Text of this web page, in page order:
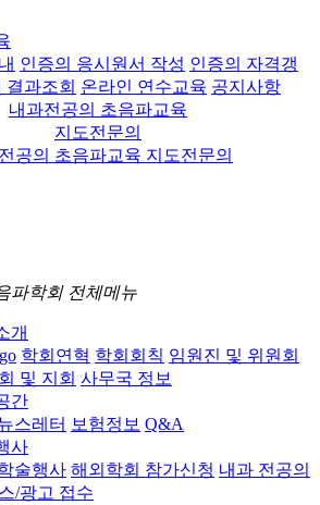
인증의 응시원서 작성 인증의 자격갱
결과조회 온라인 연수교육 공지사항
내과전공의 초음파교육
지도전문의
공의 초음파교육 지도전문의
파학회 전체메뉴
개
학회연혁 학회회칙 임원진 및 위원회
및 지회 사무국 정보
간
스레터 보험정보 Q&A
사
술행사 해외학회 참가신청 내과 전공의
/광고 접수